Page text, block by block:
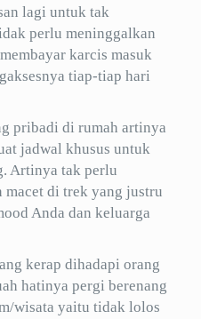
lagi untuk tak
perlu meninggalkan
karcis masuk
tiap-tiap hari
pribadi di rumah artinya
jadwal khusus untuk
Artinya tak perlu
macet di trek yang justru
Anda dan keluarga
kerap dihadapi orang
hatinya pergi berenang
wisata yaitu tidak lolos